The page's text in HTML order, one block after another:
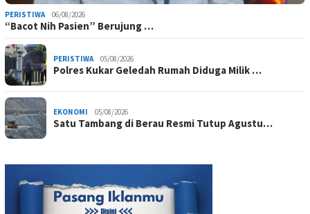
PERISTIWA 06/08/2026
“Bacot Nih Pasien” Berujung …
PERISTIWA 05/08/2026
Polres Kukar Geledah Rumah Diduga Milik …
EKONOMI 05/08/2026
Satu Tambang di Berau Resmi Tutup Agustu…